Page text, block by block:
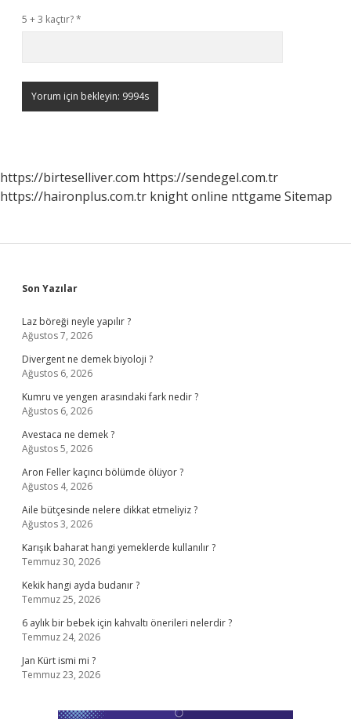
5 + 3 kaçtır?*
https://birteselliver.com https://sendegel.com.tr
https://haironplus.com.tr knight online nttgame Sitemap
Sidebar
Son Yazılar
Laz böreği neyle yapılır ?
Ağustos 7, 2026
Divergent ne demek biyoloji ?
Ağustos 6, 2026
Kumru ve yengen arasındaki fark nedir ?
Ağustos 6, 2026
Avestaca ne demek ?
Ağustos 5, 2026
Aron Feller kaçıncı bölümde ölüyor ?
Ağustos 4, 2026
Aile bütçesinde nelere dikkat etmeliyiz ?
Ağustos 3, 2026
Karışık baharat hangi yemeklerde kullanılır ?
Temmuz 30, 2026
Kekik hangi ayda budanır ?
Temmuz 25, 2026
6 aylık bir bebek için kahvaltı önerileri nelerdir ?
Temmuz 24, 2026
Jan Kürt ismi mi ?
Temmuz 23, 2026